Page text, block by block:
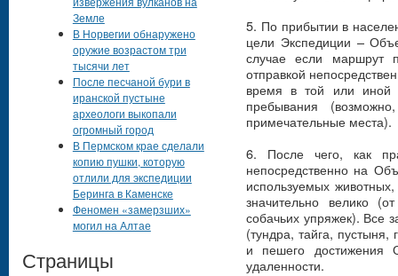
5. По прибытии в
цели Экспедиции –
случае если маршрут
отправкой
время в той или иной
пребывания
примечательные места).
6. После чего, как
непосредственно на
используемых
значительно велико
собачьих упряжек). Все
(тундра, тайга,
и пешего достижения
удаленности.
Земле
В Норвегии обнаружено
оружие возрастом три
тысячи лет
После песчаной бури в
иранской пустыне
археологи выкопали
огромный город
В Пермском крае сделали
копию пушки, которую
отлили для экспедиции
Беринга в Каменске
Феномен «замерзших»
могил на Алтае
Страницы